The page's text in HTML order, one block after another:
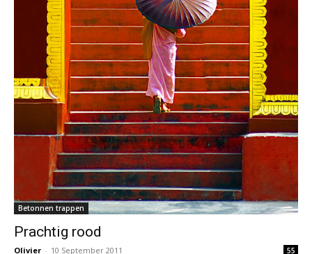
Betonnen trappen
Prachtig rood
Olivier - 10 September 2011 55